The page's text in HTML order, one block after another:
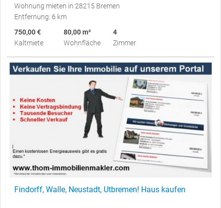
Wohnung mieten in 28215 Bremen
Entfernung: 6 km
750,00 €
Kaltmiete
80,00 m²
Wohnfläche
4
Zimmer
Findorff, Walle, Neustadt, Utbremen! Haus kaufen